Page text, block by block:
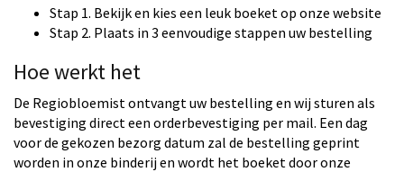
Stap 1. Bekijk en kies een leuk boeket op onze website
Stap 2. Plaats in 3 eenvoudige stappen uw bestelling
Hoe werkt het
De Regiobloemist ontvangt uw bestelling en wij sturen als
bevestiging direct een orderbevestiging per mail. Een dag
voor de gekozen bezorg datum zal de bestelling geprint
worden in onze binderij en wordt het boeket door onze